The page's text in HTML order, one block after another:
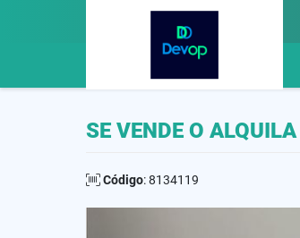
SE VENDE O
Código: 8134119